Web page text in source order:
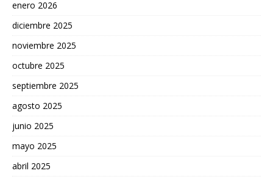
enero 2026
diciembre 2025
noviembre 2025
octubre 2025
septiembre 2025
agosto 2025
junio 2025
mayo 2025
abril 2025